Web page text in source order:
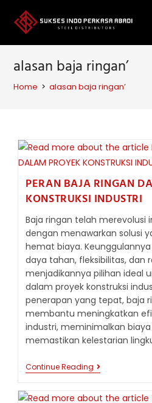
content
alasan baja ringan’
Home > alasan baja ringan’
PERAN BAJA RINGAN
KONSTRUKSI INDUSTRI
Baja ringan telah merevolusi
dengan menawarkan solusi
hemat biaya.
daya tahan, fleksibilitas, dan
menjadikannya pilihan ideal
dalam proyek konstruksi
penerapan yang tepat, baja
membantu meningkatkan
industri, meminimalkan biaya
memastikan kelestarian
Continue Reading PERAN
BAJA
DALAM